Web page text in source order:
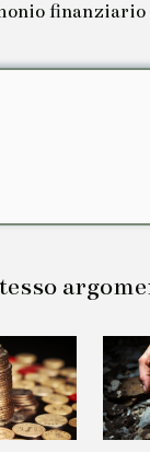
finanziario